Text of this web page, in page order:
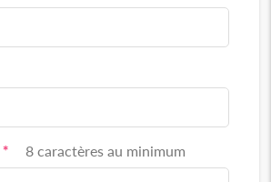
* 8 caractères au minimum